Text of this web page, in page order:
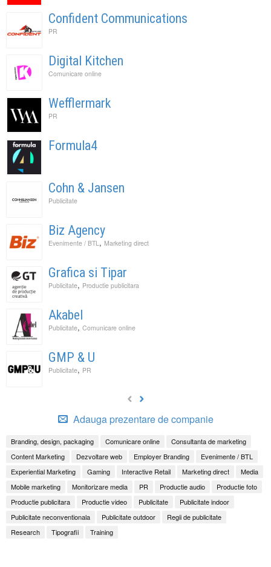
Confident Communications
PR
Digital Kitchen
Comunicare online
Wefflermark
PR
Formula4
Cohn & Jansen
Publicitate
Biz Agency
Evenimente / BTL , Marketing direct
Grafica si Tipar
Publicitate, Productie publicitara
Akabel
Publicitate, Comunicare online
GMP & U
Publicitate, PR
Adauga prezentare de companie
Branding, design, packaging Comunicare online
Consultanta de marketing
Content Marketing
Dezvoltare web Employer Branding
Evenimente / BTL
Experiential Marketing
Gaming Interactive Retail Marketing direct
Media
Mobile marketing
Monitorizare media PR Productie audio
Productie foto
Productie publicitara
Productie video Publicitate
Publicitate indoor
Publicitate neconventionala
Publicitate outdoor
Regii de publicitate
Research
Tipografii Training